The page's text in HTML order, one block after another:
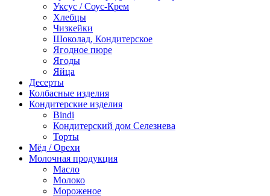
Уксус / Соус-Крем
Хлебцы
Чизкейки
Шоколад, Кондитерское
Ягодное пюре
Ягоды
Яйца
Десерты
Колбасные изделия
Кондитерские изделия
Bindi
Кондитерский дом Селезнева
Торты
Мёд / Орехи
Молочная продукция
Масло
Молоко
Мороженое